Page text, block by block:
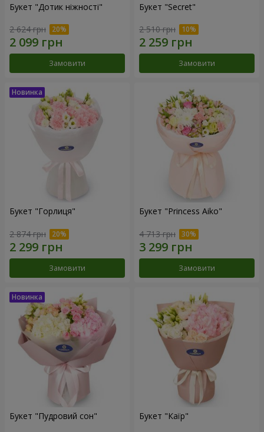
Букет "Дотик ніжності"
2 624 грн
Замовити
Букет "Secret"
2 510 грн
Замовити
Букет "Горлиця"
2 874 грн
Замовити
Букет "Princess Aiko"
4 713 грн
Замовити
Букет "Пудровий сон" Букет "Каїр"